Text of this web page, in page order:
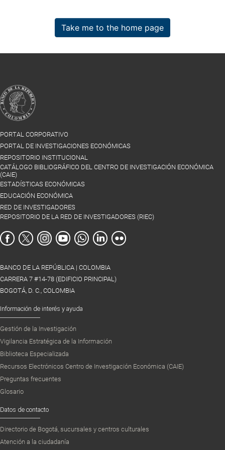
Take me to the home page
PORTAL CORPORATIVO
PORTAL DE INVESTIGACIONES ECONÓMICAS
REPOSITORIO INSTITUCIONAL
CATÁLOGO BIBLIOGRÁFICO DEL CENTRO DE INVESTIGACIÓN ECONÓMICA
(CAIE)
ESTADÍSTICAS ECONÓMICAS
EDUCACIÓN ECONÓMICA
RED DE INVESTIGADORES
REPOSITORIO DE LA RED DE INVESTIGADORES (RIEC)
BANCO DE LA REPÚBLICA | COLOMBIA
CARRERA 7 #14-78 (EDIFICIO PRINCIPAL)
BOGOTÁ, D. C., COLOMBIA
Información de interés y ayuda
Gestión de la Investigación
Vigilancia Estratégica de la Información
Biblioteca Especializada
Recursos Electrónicos Centro de Investigación Económica (CAIE)
Preguntas frecuentes
Glosario
Datos de contacto
Directorio de Bogotá, sucursales y centros culturales
Atención a la ciudadanía